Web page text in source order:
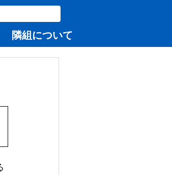
隣組について